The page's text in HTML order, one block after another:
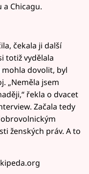
a Chicagu.
čekala ji další
totiž vydělala
dovolit, byl
„Neměla jsem
řekla o dvacet
Začala tedy
ženských práv. A to